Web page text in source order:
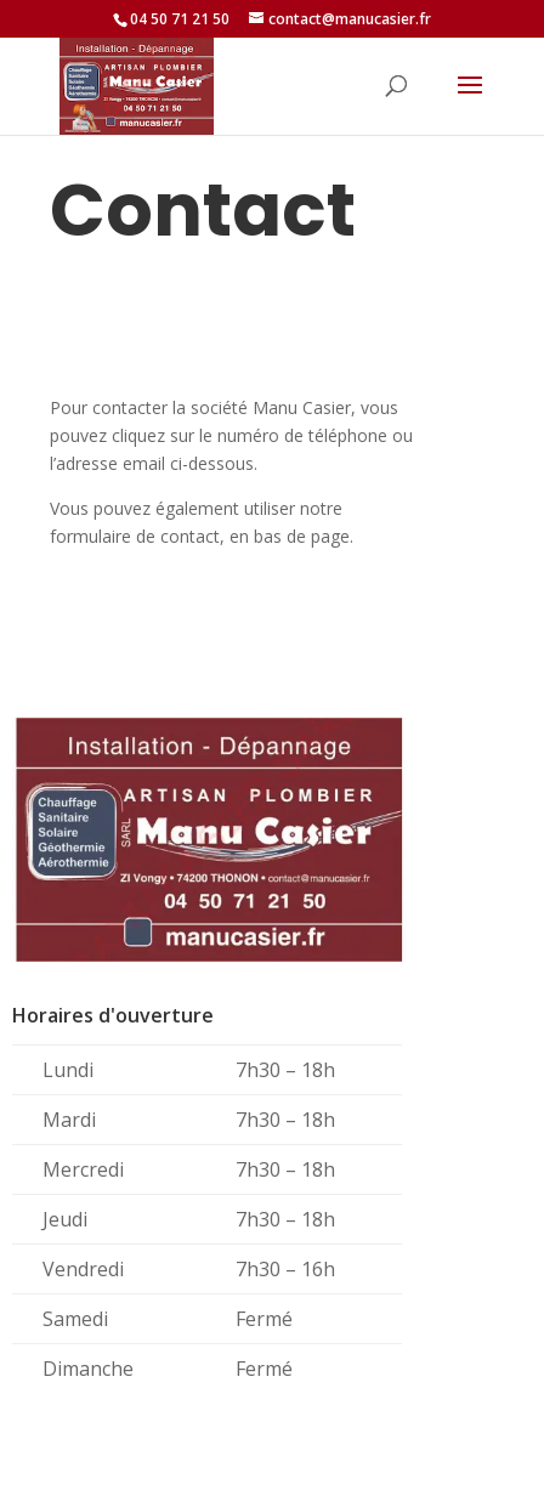
04 50 71 21 50 contact@manucasier.fr
Contact
Pour contacter la société Manu Casier, vous
pouvez cliquez sur le numéro de téléphone ou
l’adresse email ci-dessous.
Vous pouvez également utiliser notre
formulaire de contact, en bas de page.
Horaires d'ouverture
Lundi
7h30 – 18h
Mardi
7h30 – 18h
Mercredi
7h30 – 18h
Jeudi
7h30 – 18h
Vendredi
7h30 – 16h
Samedi
Fermé
Dimanche
Fermé